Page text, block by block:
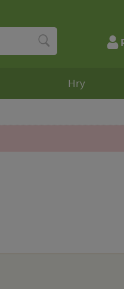
Hry